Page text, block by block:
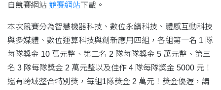
自競賽網站 競賽網站下載。
本次競賽分為智慧機器科技、數位永續科技、體感互動科技
與多媒體、數位運算科技與創新應用四組，各組第一名 1 隊
每隊獎金 10 萬元整、第二名 2 隊每隊獎金 5 萬元整、第三
名 3 隊每隊獎金 2 萬元整以及佳作 4 隊每隊獎金 5000 元！
還有跨域整合特別獎，每組1隊獎金 2 萬元！獎金優渥，請